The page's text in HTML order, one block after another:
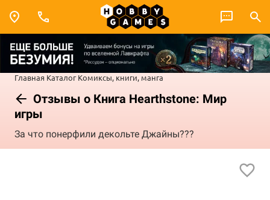
Главная Каталог Комиксы, книги, манга
Отзывы о Книга Hearthstone: Мир
игры
За что понерфили декольте Джайны???